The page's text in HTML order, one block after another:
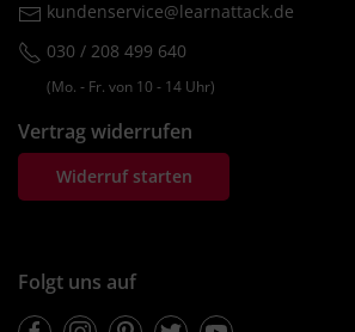
kundenservice@learnattack.de
030 / 208 499 640
(Mo. ‐ Fr. von 10 ‐ 14 Uhr)
Vertrag widerrufen
Widerruf starten
Folgt uns auf
FacebookInstagramPinterestTwitterYoutube